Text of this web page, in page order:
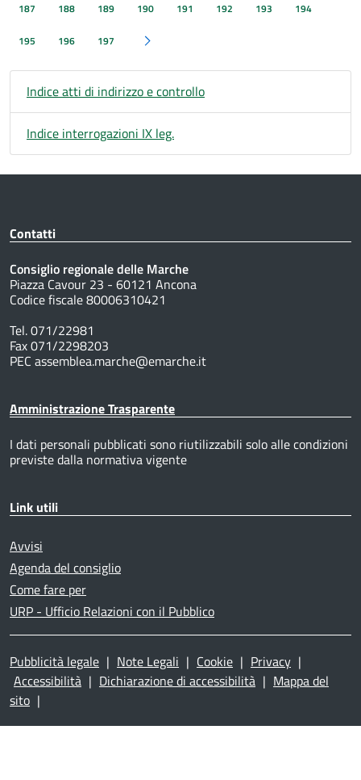
187 188 189 190 191 192 193 194
195 196 197 Pagina successiva
Indice atti di indirizzo e controllo
Indice interrogazioni IX leg.
Contatti
Consiglio regionale delle Marche
Piazza Cavour 23 - 60121 Ancona
Codice fiscale 80006310421
Tel. 071/22981
Fax 071/2298203
PEC assemblea.marche@emarche.it
Amministrazione Trasparente
I dati personali pubblicati sono riutilizzabili solo alle condizioni
previste dalla normativa vigente
Link utili
Avvisi
Agenda del consiglio
Come fare per
URP - Ufficio Relazioni con il Pubblico
Pubblicità legale | Note Legali | Cookie | Privacy |
Accessibilità | Dichiarazione di accessibilità | Mappa del
sito |